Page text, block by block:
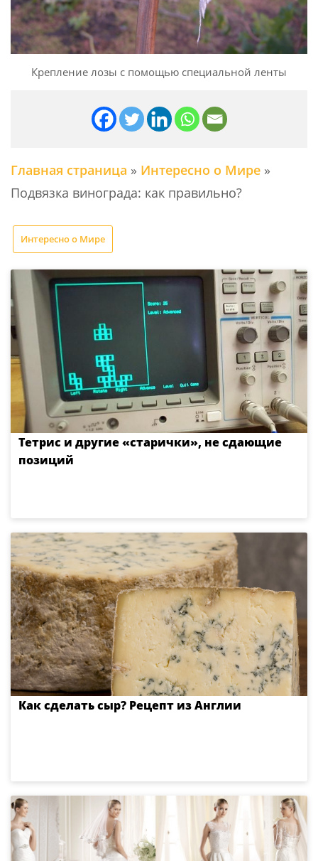
Крепление лозы с помощью специальной ленты
Главная страница » Интересно о Мире »
Подвязка винограда: как правильно?
Интересно о Мире
Тетрис и другие «старички», не сдающие
позиций
Как сделать сыр? Рецепт из Англии